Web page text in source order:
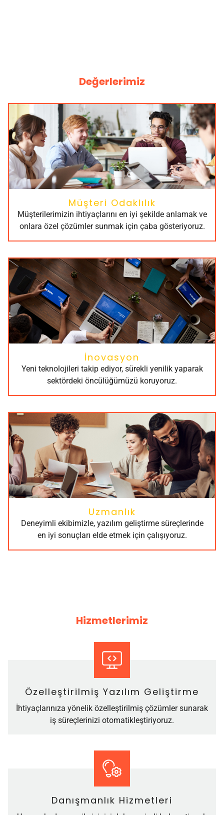
Değerlerimiz
Müşteri Odaklılık
Müşterilerimizin ihtiyaçlarını en iyi şekilde anlamak ve
onlara özel çözümler sunmak için çaba gösteriyoruz.
İnovasyon
Yeni teknolojileri takip ediyor, sürekli yenilik yaparak
sektördeki öncülüğümüzü koruyoruz.
Uzmanlık
Deneyimli ekibimizle, yazılım geliştirme süreçlerinde
en iyi sonuçları elde etmek için çalışıyoruz.
Hizmetlerimiz
Özelleştirilmiş Yazılım Geliştirme
İhtiyaçlarınıza yönelik özelleştirilmiş çözümler sunarak
iş süreçlerinizi otomatikleştiriyoruz.
Danışmanlık Hizmetleri